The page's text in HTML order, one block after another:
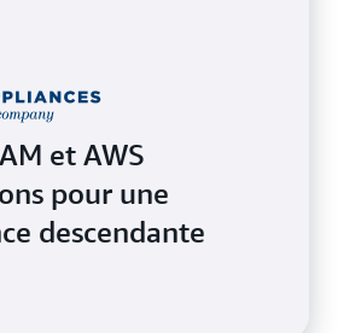
et AWS
pour une
descendante